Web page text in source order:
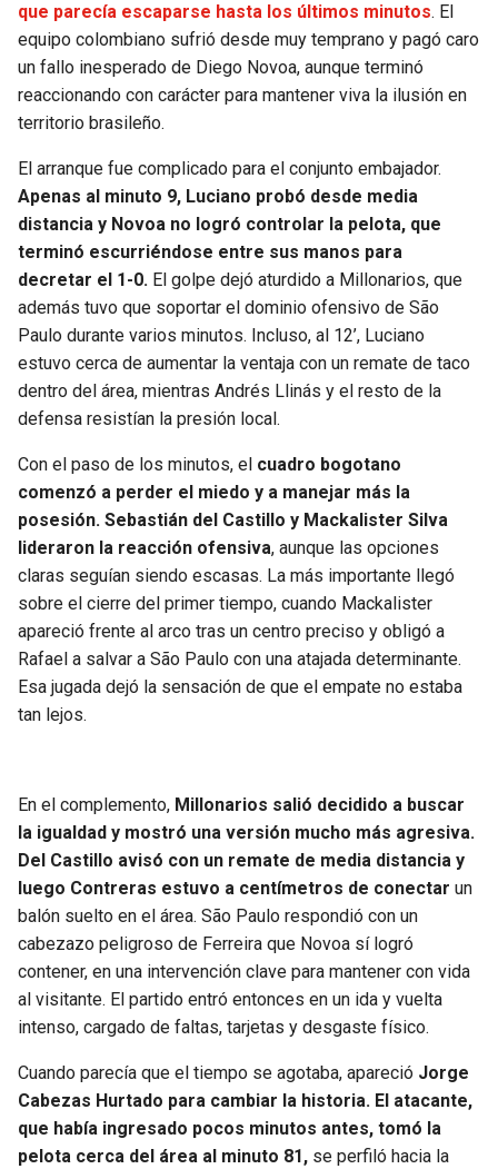
PACKERS
VIKINGS
PANTHERS
SAINTS
BUCCANEERS
TIMBERWOLVES
THUNDER
JAZZ
que parecía escaparse hasta los últimos minutos. El
equipo colombiano sufrió desde muy temprano y pagó caro
un fallo inesperado de Diego Novoa, aunque terminó
reaccionando con carácter para mantener viva la ilusión en
territorio brasileño.
El arranque fue complicado para el conjunto embajador.
Apenas al minuto 9, Luciano probó desde media
distancia y Novoa no logró controlar la pelota, que
terminó escurriéndose entre sus manos para
decretar el 1-0. El golpe dejó aturdido a Millonarios, que
además tuvo que soportar el dominio ofensivo de São
Paulo durante varios minutos. Incluso, al 12’, Luciano
estuvo cerca de aumentar la ventaja con un remate de taco
dentro del área, mientras Andrés Llinás y el resto de la
defensa resistían la presión local.
Con el paso de los minutos, el cuadro bogotano
comenzó a perder el miedo y a manejar más la
posesión. Sebastián del Castillo y Mackalister Silva
lideraron la reacción ofensiva, aunque las opciones
claras seguían siendo escasas. La más importante llegó
sobre el cierre del primer tiempo, cuando Mackalister
apareció frente al arco tras un centro preciso y obligó a
Rafael a salvar a São Paulo con una atajada determinante.
Esa jugada dejó la sensación de que el empate no estaba
tan lejos.
En el complemento, Millonarios salió decidido a buscar
la igualdad y mostró una versión mucho más agresiva.
Del Castillo avisó con un remate de media distancia y
luego Contreras estuvo a centímetros de conectar un
balón suelto en el área. São Paulo respondió con un
cabezazo peligroso de Ferreira que Novoa sí logró
contener, en una intervención clave para mantener con vida
al visitante. El partido entró entonces en un ida y vuelta
intenso, cargado de faltas, tarjetas y desgaste físico.
Cuando parecía que el tiempo se agotaba, apareció Jorge
Cabezas Hurtado para cambiar la historia. El atacante,
que había ingresado pocos minutos antes, tomó la
pelota cerca del área al minuto 81, se perfiló hacia la